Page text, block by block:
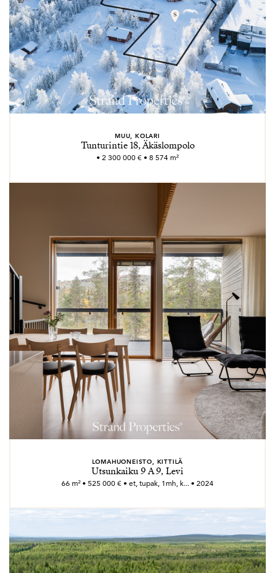
MUU, KOLARI
Tunturintie 18, Äkäslompolo
• 2 300 000 € • 8 574 m²
LOMAHUONEISTO, KITTILÄ
Utsunkaiku 9 A 9, Levi
66 m² • 525 000 € • et, tupak, 1mh, k... • 2024